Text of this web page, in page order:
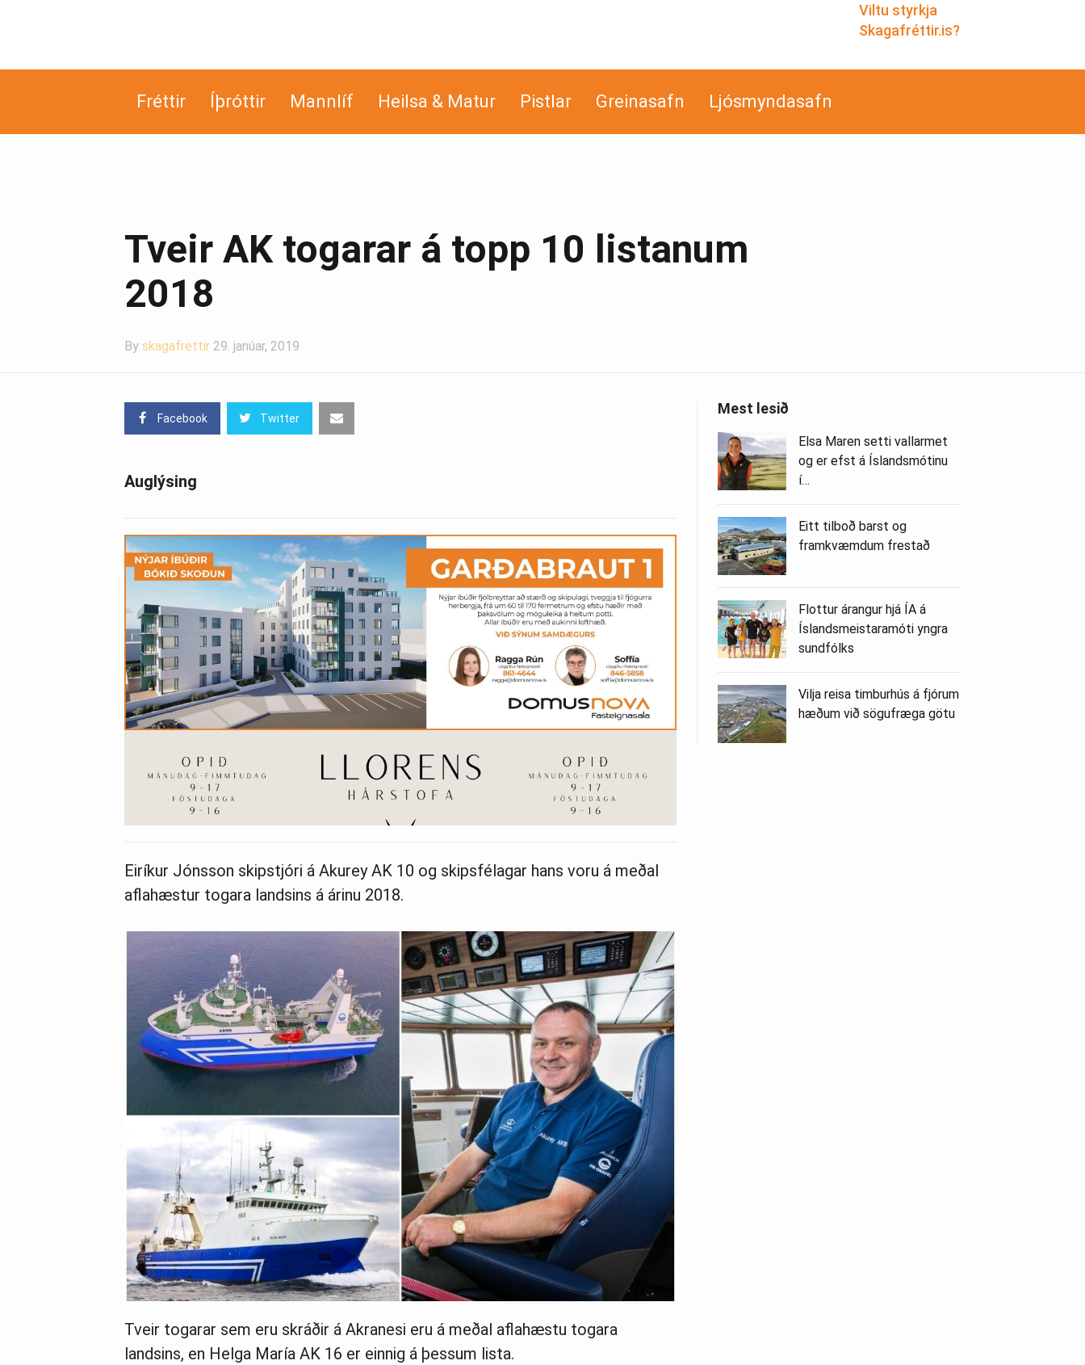
Viltu styrkja
Skagafréttir.is?
Fréttir Íþróttir Mannlíf Heilsa & Matur Pistlar Greinasafn Ljósmyndasafn
Tveir AK togarar á topp 10 listanum
2018
By skagafrettir 29. janúar, 2019
Facebook Twitter
Auglýsing
Eiríkur Jónsson skipstjóri á Akurey AK 10 og skipsfélagar hans voru á meðal
aflahæstur togara landsins á árinu 2018.
Tveir togarar sem eru skráðir á Akranesi eru á meðal aflahæstu togara
landsins, en Helga María AK 16 er einnig á þessum lista.
Mest lesið
Elsa Maren setti vallarmet
og er efst á Íslandsmótinu
í…
Eitt tilboð barst og
framkvæmdum frestað
Flottur árangur hjá ÍA á
Íslandsmeistaramóti yngra
sundfólks
Vilja reisa timburhús á fjórum
hæðum við sögufræga götu